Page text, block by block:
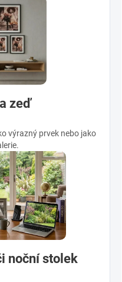
zeď
výrazný prvek nebo jako
noční stolek